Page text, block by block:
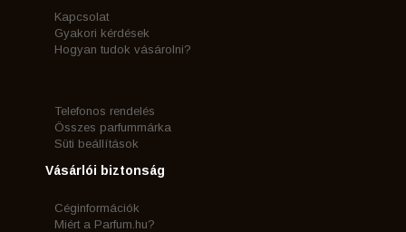
Kapcsolat
Gyakori kérdések
Hogyan tudok vásárolni?
Telefonos rendelés
Összes parfummárka
Süti beállítások
Vásárlói biztonság
Céginformációk
Miért a Parfum.hu?